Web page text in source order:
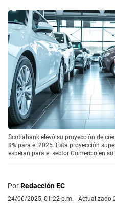
Scotiabank elevó su proyección de
8% para el 2025. Esta proyección
esperan para el sector Comercio en
PorRedacción EC
24/06/2025, 01:22 p.m. | Actualizado